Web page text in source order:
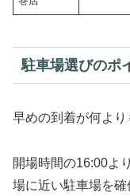
駐車場選びのポ
早めの到着が何より
開場時間の16:00よ
場に近い駐車場を確